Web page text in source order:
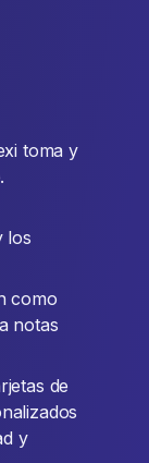
toma y
los
como
notas
de
y